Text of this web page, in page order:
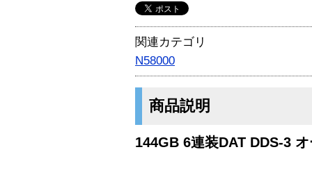
関連カテゴリ
N58000
商品説明
144GB 6連装DAT DDS-3